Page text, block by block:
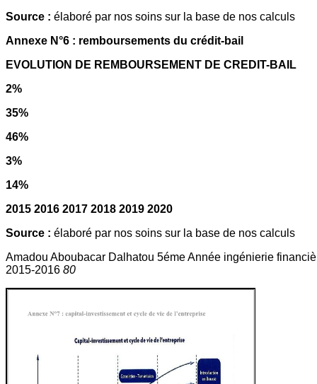
Source : élaboré par nos soins sur la base de nos calculs
Annexe N°6 : remboursements du crédit-bail
EVOLUTION DE REMBOURSEMENT DE CREDIT-BAIL
2%
35%
46%
3%
14%
2015 2016 2017 2018 2019 2020
Source : élaboré par nos soins sur la base de nos calculs
Amadou Aboubacar Dalhatou 5éme Année ingénierie
2015-2016 80